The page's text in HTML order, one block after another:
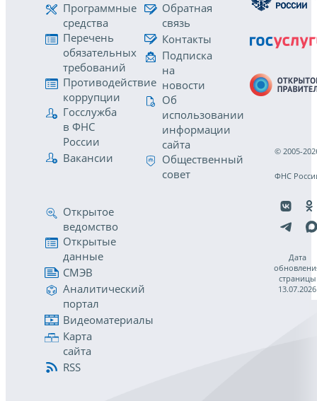
Программные
средства
Перечень
обязательных
требований
Противодействие
коррупции
Госслужба
в ФНС
России
Вакансии
Обратная
связь
Контакты
Подписка
на
новости
Об
использовании
информации
сайта
Общественный
совет
Открытое
ведомство
Открытые
данные
СМЭВ
Аналитический
портал
Видеоматериалы
Карта
сайта
RSS
© 2005-
ФНС
Дата
страницы
13.07.2026